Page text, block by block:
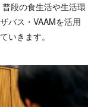
普段の食生活や生活環
バス・VAAMを活用
ていきます。